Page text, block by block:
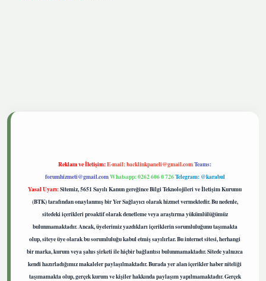
Reklam ve İletişim:E-mail:backlinkpaneli@gmail.comTeams:
forumhizmeti@gmail.comWhatsapp: 0262 606 0 726Telegram: @karabul
Yasal Uyarı:Sitemiz, 5651 Sayılı Kanun gereğince Bilgi Teknolojileri ve İletişim Kurumu
(BTK) tarafından onaylanmış bir Yer Sağlayıcı olarak hizmet vermektedir. Bu nedenle,
sitedeki içerikleri proaktif olarak denetleme veya araştırma yükümlülüğümüz
bulunmamaktadır. Ancak, üyelerimiz yazdıkları içeriklerin sorumluluğunu taşımakta
olup, siteye üye olarak bu sorumluluğu kabul etmiş sayılırlar. Bu internet sitesi, herhangi
bir marka, kurum veya şahıs şirketi ile hiçbir bağlantısı bulunmamaktadır. Sitede yalnızca
kendi hazırladığımız makaleler paylaşılmaktadır. Burada yer alan içerikler haber niteliği
taşımamakta olup, gerçek kurum ve kişiler hakkında paylaşım yapılmamaktadır. Gerçek